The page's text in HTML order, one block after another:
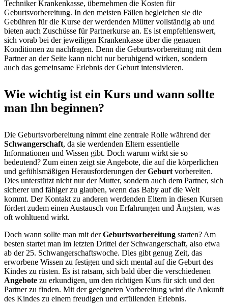
Techniker Krankenkasse, übernehmen die Kosten für
Geburtsvorbereitung. In den meisten Fällen begleichen sie die
Gebühren für die Kurse der werdenden Mütter vollständig ab und
bieten auch Zuschüsse für Partnerkurse an. Es ist empfehlenswert,
sich vorab bei der jeweiligen Krankenkasse über die genauen
Konditionen zu nachfragen. Denn die Geburtsvorbereitung mit dem
Partner an der Seite kann nicht nur beruhigend wirken, sondern
auch das gemeinsame Erlebnis der Geburt intensivieren.
Wie wichtig ist ein Kurs und wann sollte
man Ihn beginnen?
Die Geburtsvorbereitung nimmt eine zentrale Rolle während der
Schwangerschaft, da sie werdenden Eltern essentielle
Informationen und Wissen gibt. Doch warum wirkt sie so
bedeutend? Zum einen zeigt sie Angebote, die auf die körperlichen
und gefühlsmäßigen Herausforderungen derGeburt vorbereiten.
Dies unterstützt nicht nur der Mutter, sondern auch dem Partner, sich
sicherer und fähiger zu glauben, wenn das Baby auf die Welt
kommt. Der Kontakt zu anderen werdenden Eltern in diesen Kursen
fördert zudem einen Austausch von Erfahrungen und Ängsten, was
oft wohltuend wirkt.
Doch wann sollte man mit derGeburtsvorbereitung starten? Am
besten startet man im letzten Drittel der Schwangerschaft, also etwa
ab der 25. Schwangerschaftswoche. Dies gibt genug Zeit, das
erworbene Wissen zu festigen und sich mental auf die Geburt des
Kindes zu rüsten. Es ist ratsam, sich bald über die verschiedenen
Angebote zu erkundigen, um den richtigen Kurs für sich und den
Partner zu finden. Mit der geeigneten Vorbereitung wird die Ankunft
des Kindes zu einem freudigen und erfüllenden Erlebnis.